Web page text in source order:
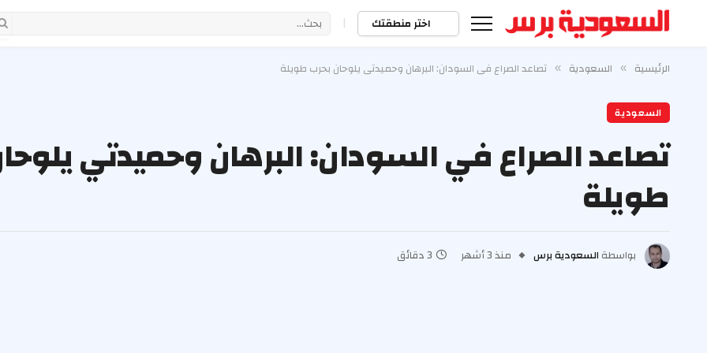
اختر منطقتك |
الرئيسية » السعودية » تصاعد الصراع في السودان: البرهان وحميدتي يلوحان بحرب طويلة
السعودية
تصاعد الصراع في السودان: البرهان وحميدتي
طويلة
بواسطة السعودية برس منذ 3 أشهر 3 دقائق